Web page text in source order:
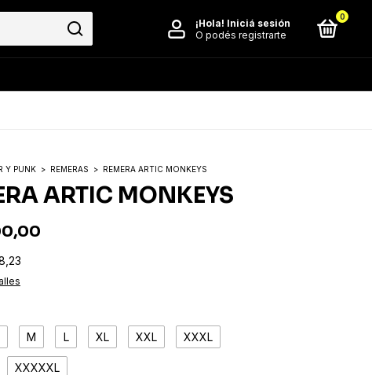
¡Hola! Iniciá sesión
O podés registrarte
0
Y PUNK > REMERAS > REMERA ARTIC MONKEYS
ARTIC MONKEYS
M L XL XXL XXXL
XXXXXL